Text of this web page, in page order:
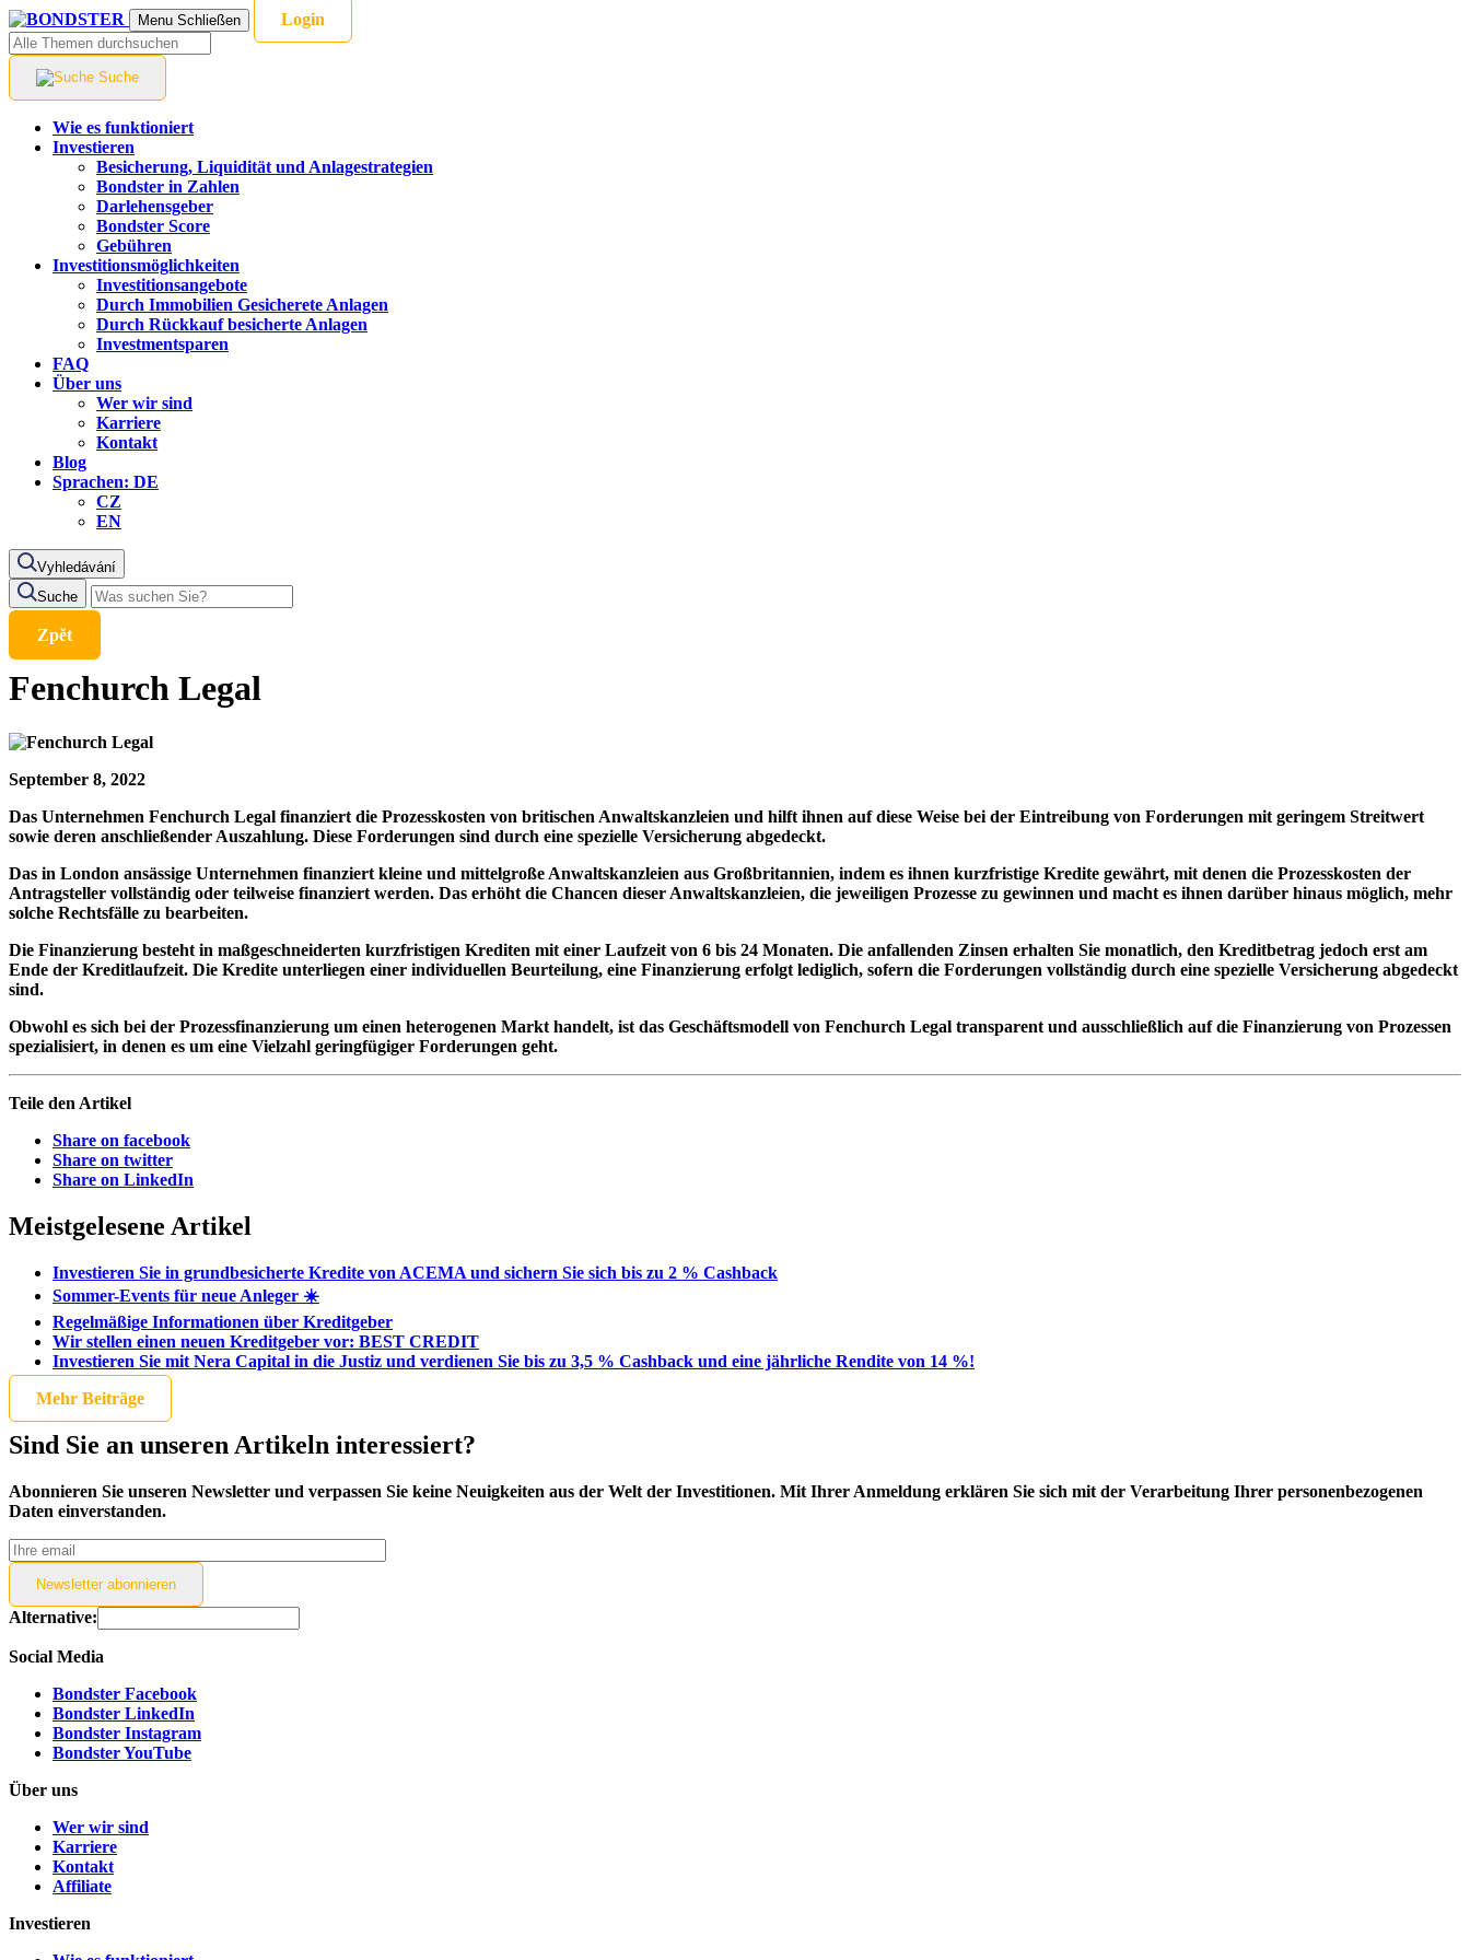
Menu Schließen Login
Suche
Wie es funktioniert
Investieren
Besicherung, Liquidität und Anlagestrategien
Bondster in Zahlen
Darlehensgeber
Bondster Score
Gebühren
Investitionsmöglichkeiten
Investitionsangebote
Durch Immobilien Gesicherete Anlagen
Durch Rückkauf besicherte Anlagen
Investmentsparen
FAQ
Über uns
Wer wir sind
Karriere
Kontakt
Blog
Sprachen: DE
CZ
EN
Vyhledávání
Suche
Zpět
Fenchurch Legal
September 8, 2022
Das Unternehmen Fenchurch Legal finanziert die Prozesskosten von britischen Anwaltskanzleien und hilft ihnen auf diese Weise bei der Eintreibung von Forderungen mit geringem Streitwert
sowie deren anschließender Auszahlung. Diese Forderungen sind durch eine spezielle Versicherung abgedeckt.
Das in London ansässige Unternehmen finanziert kleine und mittelgroße Anwaltskanzleien aus Großbritannien, indem es ihnen kurzfristige Kredite gewährt, mit denen die Prozesskosten der
Antragsteller vollständig oder teilweise finanziert werden. Das erhöht die Chancen dieser Anwaltskanzleien, die jeweiligen Prozesse zu gewinnen und macht es ihnen darüber hinaus möglich, mehr
solche Rechtsfälle zu bearbeiten.
Die Finanzierung besteht in maßgeschneiderten kurzfristigen Krediten mit einer Laufzeit von 6 bis 24 Monaten. Die anfallenden Zinsen erhalten Sie monatlich, den Kreditbetrag jedoch erst am
Ende der Kreditlaufzeit. Die Kredite unterliegen einer individuellen Beurteilung, eine Finanzierung erfolgt lediglich, sofern die Forderungen vollständig durch eine spezielle Versicherung abgedeckt
sind.
Obwohl es sich bei der Prozessfinanzierung um einen heterogenen Markt handelt, ist das Geschäftsmodell von Fenchurch Legal transparent und ausschließlich auf die Finanzierung von Prozessen
spezialisiert, in denen es um eine Vielzahl geringfügiger Forderungen geht.
Teile den Artikel
Share on facebook
Share on twitter
Share on LinkedIn
Meistgelesene Artikel
Investieren Sie in grundbesicherte Kredite von ACEMA und sichern Sie sich bis zu 2 % Cashback
Sommer-Events für neue Anleger ☀️
Regelmäßige Informationen über Kreditgeber
Wir stellen einen neuen Kreditgeber vor: BEST CREDIT
Investieren Sie mit Nera Capital in die Justiz und verdienen Sie bis zu 3,5 % Cashback und eine jährliche Rendite von 14 %!
Mehr Beiträge
Sind Sie an unseren Artikeln interessiert?
Abonnieren Sie unseren Newsletter und verpassen Sie keine Neuigkeiten aus der Welt der Investitionen. Mit Ihrer Anmeldung erklären Sie sich mit der Verarbeitung Ihrer personenbezogenen
Daten einverstanden.
Newsletterabonnieren
Alternative:
Social Media
Bondster Facebook
Bondster LinkedIn
Bondster Instagram
Bondster YouTube
Über uns
Wer wir sind
Karriere
Kontakt
Affiliate
Investieren